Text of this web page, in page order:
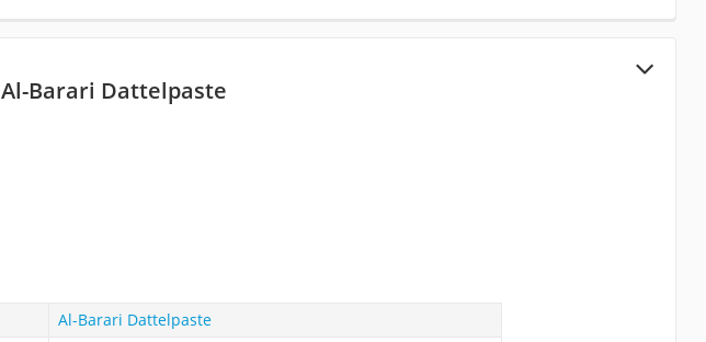
Al-Barari Dattelpaste
Al-Barari Dattelpaste